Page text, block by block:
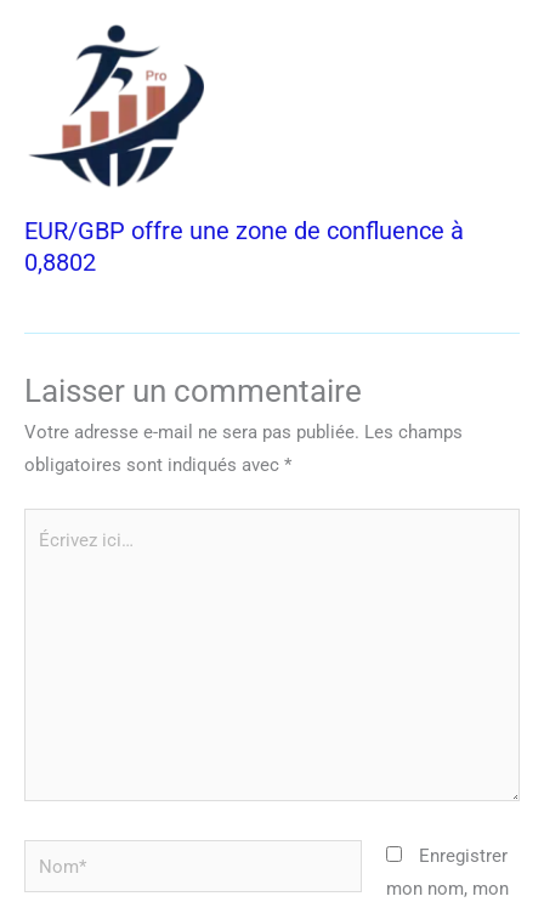
EUR/GBP offre une zone de confluence à
0,8802
Laisser un commentaire
Votre adresse e-mail ne sera pas publiée. Les champs
obligatoires sont indiqués avec *
Nom*
Enregistrer
mon nom, mon